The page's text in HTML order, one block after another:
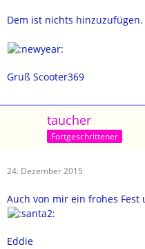
Dem ist nichts hinzuzufügen.
Gruß Scooter369
taucher
Fortgeschrittener
24. Dezember 2015
Auch von mir ein frohes Fest
Eddie